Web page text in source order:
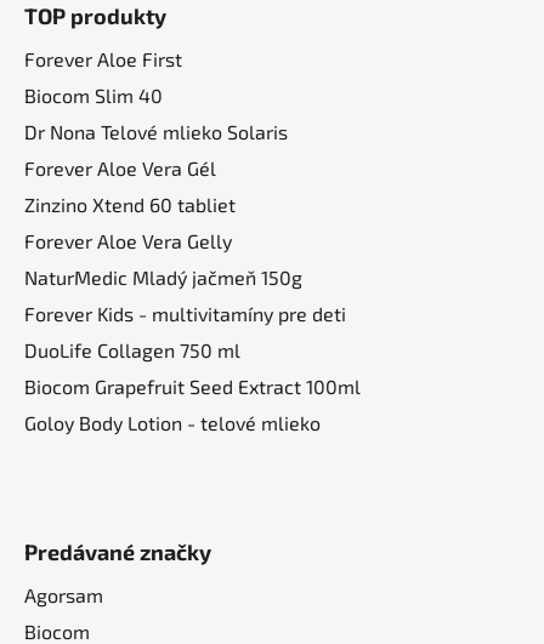
TOP produkty
Forever Aloe First
Biocom Slim 40
Dr Nona Telové mlieko Solaris
Forever Aloe Vera Gél
Zinzino Xtend 60 tabliet
Forever Aloe Vera Gelly
NaturMedic Mladý jačmeň 150g
Forever Kids - multivitamíny pre deti
DuoLife Collagen 750 ml
Biocom Grapefruit Seed Extract 100ml
Goloy Body Lotion - telové mlieko
Predávané značky
Agorsam
Biocom